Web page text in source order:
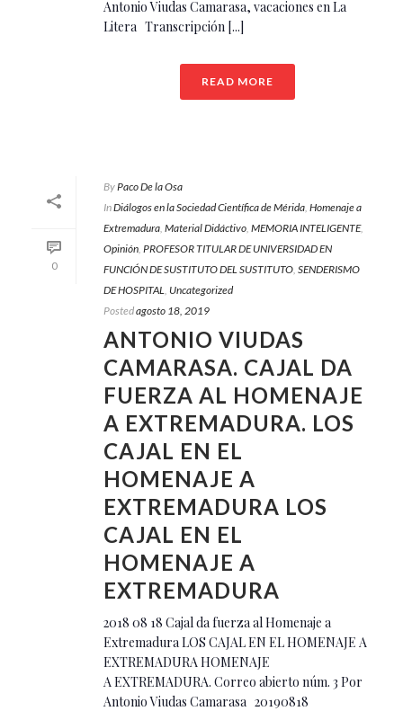
Antonio Viudas Camarasa, vacaciones en La
Litera Transcripción [...]
READ MORE
0
ByPaco De la Osa
InDiálogos en la Sociedad Científica de Mérida Homenaje a
Extremadura Material Didáctivo MEMORIA INTELIGENTE,
Opinión PROFESOR TITULAR DE UNIVERSIDAD EN
FUNCIÓN DE SUSTITUTO DEL SUSTITUTO SENDERISMO
DE HOSPITAL Uncategorized
Postedagosto 18, 2019
ANTONIO VIUDAS
CAMARASA. CAJAL DA
FUERZA AL HOMENAJE
A EXTREMADURA. LOS
CAJAL EN EL
HOMENAJE A
EXTREMADURA LOS
CAJAL EN EL
HOMENAJE A
EXTREMADURA
2018 08 18 Cajal da fuerza al Homenaje a
Extremadura LOS CAJAL EN EL HOMENAJE A
EXTREMADURA HOMENAJE
A EXTREMADURA. Correo abierto núm. 3 Por
Antonio Viudas Camarasa 20190818